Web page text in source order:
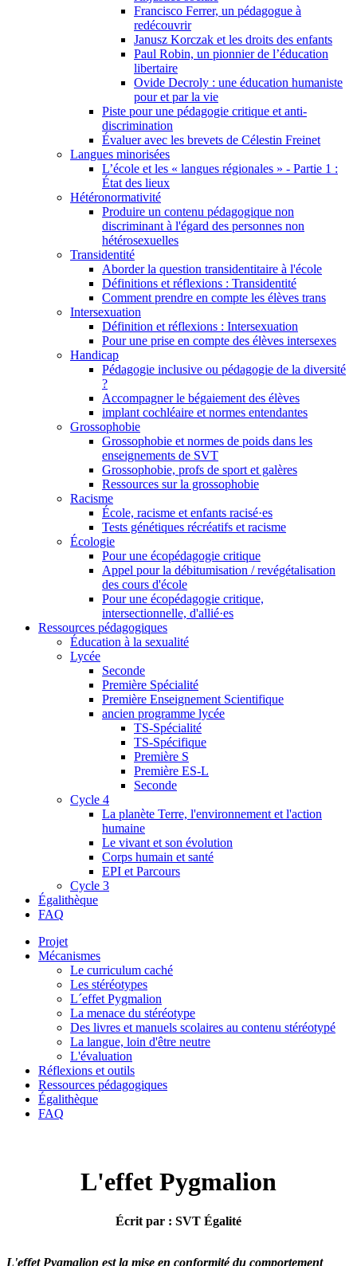
Francisco Ferrer, un pédagogue à
redécouvrir
Janusz Korczak et les droits des enfants
Paul Robin, un pionnier de l’éducation
libertaire
Ovide Decroly : une éducation humaniste
pour et par la vie
Piste pour une pédagogie critique et anti-
discrimination
Évaluer avec les brevets de Célestin Freinet
Langues minorisées
L’école et les « langues régionales » - Partie 1 :
État des lieux
Hétéronormativité
Produire un contenu pédagogique non
discriminant à l'égard des personnes non
hétérosexuelles
Transidentité
Aborder la question transidentitaire à l'école
Définitions et réflexions : Transidentité
Comment prendre en compte les élèves trans
Intersexuation
Définition et réflexions : Intersexuation
Pour une prise en compte des élèves intersexes
Handicap
Pédagogie inclusive ou pédagogie de la diversité
?
Accompagner le bégaiement des élèves
implant cochléaire et normes entendantes
Grossophobie
Grossophobie et normes de poids dans les
enseignements de SVT
Grossophobie, profs de sport et galères
Ressources sur la grossophobie
Racisme
École, racisme et enfants racisé·es
Tests génétiques récréatifs et racisme
Écologie
Pour une écopédagogie critique
Appel pour la débitumisation / revégétalisation
des cours d'école
Pour une écopédagogie critique,
intersectionnelle, d'allié·es
Ressources pédagogiques
Éducation à la sexualité
Lycée
Seconde
Première Spécialité
Première Enseignement Scientifique
ancien programme lycée
TS-Spécialité
TS-Spécifique
Première S
Première ES-L
Seconde
Cycle 4
La planète Terre, l'environnement et l'action
humaine
Le vivant et son évolution
Corps humain et santé
EPI et Parcours
Cycle 3
Égalithèque
FAQ
Projet
Mécanismes
Le curriculum caché
Les stéréotypes
L´effet Pygmalion
La menace du stéréotype
Des livres et manuels scolaires au contenu stéréotypé
La langue, loin d'être neutre
L'évaluation
Réflexions et outils
Ressources pédagogiques
Égalithèque
FAQ
L'effet Pygmalion
Écrit par : SVT Égalité
L'effet Pygmalion est la mise en conformité du comportement